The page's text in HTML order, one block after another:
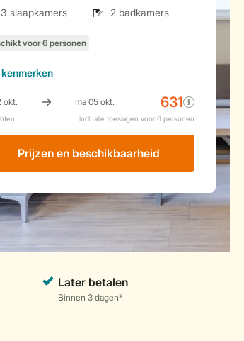
3 slaapkamers
2 badkamers
kenmerken
Prijzen en beschikbaarheid